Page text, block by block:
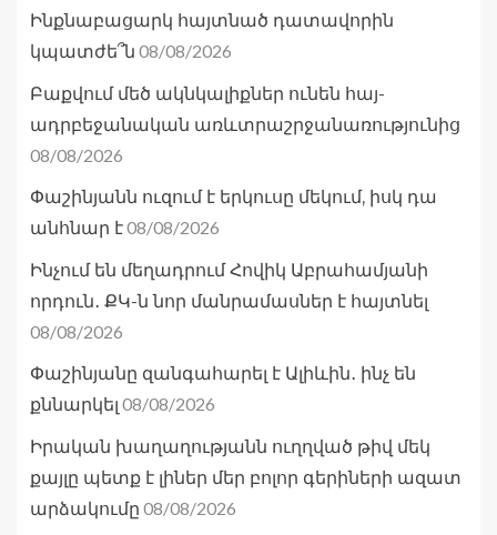
Ինքնաբացարկ հայտնած դատավորին
կպատժե՞ն 08/08/2026
Բաքվում մեծ ակնկալիքներ ունեն հայ-
ադրբեջանական առևտրաշրջանառությունից
08/08/2026
Փաշինյանն ուզում է երկուսը մեկում, իսկ դա
անհնար է08/08/2026
Ինչում են մեղադրում Հովիկ Աբրահամյանի
որդուն․ ՔԿ-ն նոր մանրամասներ է հայտնել
08/08/2026
Փաշինյանը զանգահարել է Ալիևին․ ինչ են
քննարկել 08/08/2026
Իրական խաղաղությանն ուղղված թիվ մեկ
քայլը պետք է լիներ մեր բոլոր գերիների ազատ
արձակումը 08/08/2026